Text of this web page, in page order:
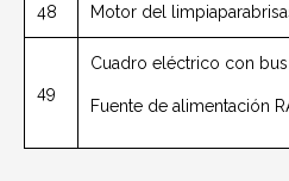
48 Motor del
49
Cuadro eléctrico con
Fuente de alimentación